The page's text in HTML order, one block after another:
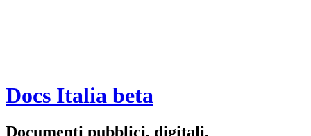
Docs Italia beta
Documenti pubblici, digitali.